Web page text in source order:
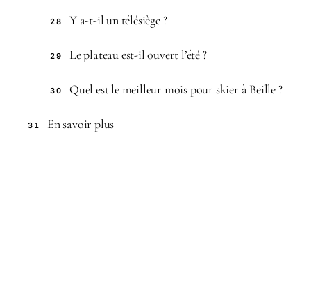
28 Y a-t-il un télésiège ?
29 Le plateau est-il ouvert l’été ?
30 Quel est le meilleur mois pour skier à Beille ?
31 En savoir plus